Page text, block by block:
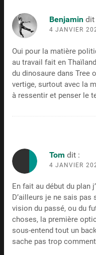
Benjamin dit
4 JANVIER
Oui pour la matière
au travail fait en
du dinosaure dans Tree
vertige, surtout avec la
à ressentir et penser le
Tom dit :
4 JANVIER
En fait au début du plan
D’ailleurs je ne sais
vision du passé, ou du
choses, la première
sous-entend tout un
sache pas trop comment